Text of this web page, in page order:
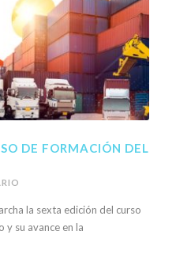
DE FORMACIÓN DEL
la sexta edición del curso
su avance en la